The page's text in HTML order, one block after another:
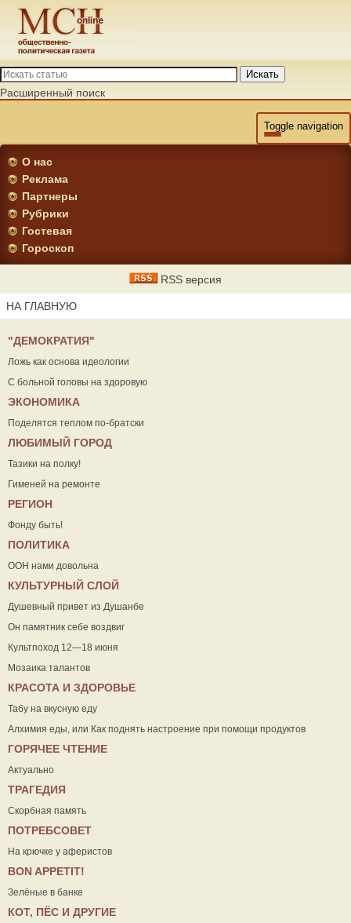
Искать
Расширенный поиск
Toggle navigation
О нас
Реклама
Партнеры
Рубрики
Гостевая
Гороскоп
RSS версия
НА ГЛАВНУЮ
"ДЕМОКРАТИЯ"
Ложь как основа идеологии
С больной головы на здоровую
ЭКОНОМИКА
Поделятся теплом по-братски
ЛЮБИМЫЙ ГОРОД
Тазики на полку!
Гименей на ремонте
РЕГИОН
Фонду быть!
ПОЛИТИКА
ООН нами довольна
КУЛЬТУРНЫЙ СЛОЙ
Душевный привет из Душанбе
Он памятник себе воздвиг
Культпоход 12—18 июня
Мозаика талантов
КРАСОТА И ЗДОРОВЬЕ
Табу на вкусную еду
Алхимия еды, или Как поднять настроение при помощи продуктов
ГОРЯЧЕЕ ЧТЕНИЕ
Актуально
ТРАГЕДИЯ
Скорбная память
ПОТРЕБСОВЕТ
На крючке у аферистов
ВON APPETIT!
Зелёные в банке
КОТ, ПЁС И ДРУГИЕ